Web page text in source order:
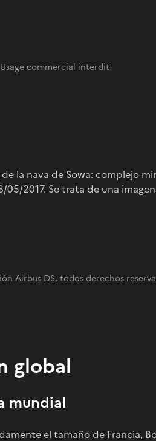
commercial interdit
la nava de Sowa: complejo
2017. Se trata de una
Airbus DS, todos derechos
global
mundial
el tamaño de Francia,